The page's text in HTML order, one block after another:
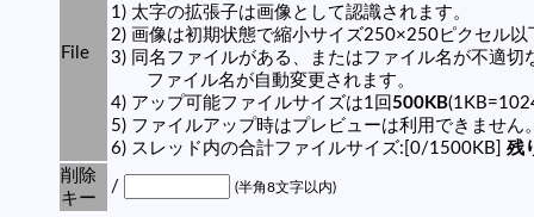
File
1) 太字の拡張子は画像として認識されます。
2) 画像は初期状態で縮小サイズ250×250ピクセル以
3) 同名ファイルがある、またはファイル名が不適切
ファイル名が自動変更されます。
4) アップ可能ファイルサイズは1回 500KB
5) ファイルアップ時はプレビューは利用できません
6) スレッド内の合計ファイルサイズ:[0/1500KB] 残
削除
キー
/ (半角8文字以内)